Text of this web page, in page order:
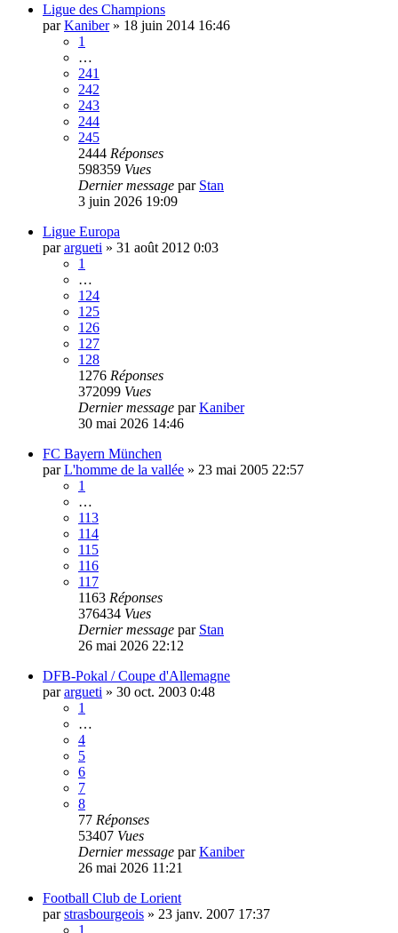
Ligue des Champions
parKaniber» 18 juin 2014 16:46
1
…
241
242
243
244
245
2444 Réponses
598359 Vues
Dernier message par Stan
3 juin 2026 19:09
Ligue Europa
parargueti » 31 août 2012 0:03
1
…
124
125
126
127
128
1276 Réponses
372099 Vues
Dernier message parKaniber
30 mai 2026 14:46
FC Bayern München
parL'homme de la vallée » 23 mai 2005 22:57
1
…
113
114
115
116
117
1163 Réponses
376434 Vues
Dernier message par Stan
26 mai 2026 22:12
DFB-Pokal / Coupe d'Allemagne
parargueti » 30 oct. 2003 0:48
1
…
4
5
6
7
8
77 Réponses
53407 Vues
Dernier message parKaniber
26 mai 2026 11:21
Football Club de Lorient
parstrasbourgeois » 23 janv. 2007 17:37
1